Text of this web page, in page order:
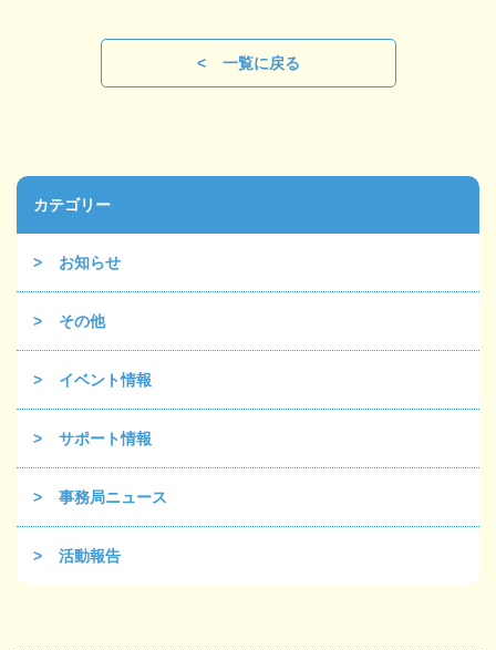
一覧に戻る
カテゴリー
お知らせ
その他
イベント情報
サポート情報
事務局ニュース
活動報告